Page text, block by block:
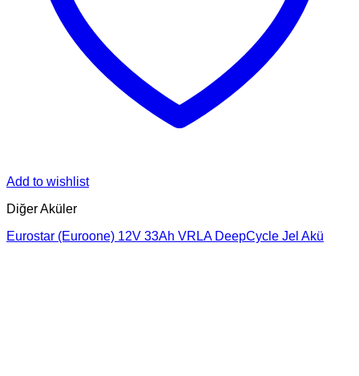
Add to wishlist
Diğer Aküler
Eurostar (Euroone) 12V 33Ah VRLA DeepCycle Jel Akü